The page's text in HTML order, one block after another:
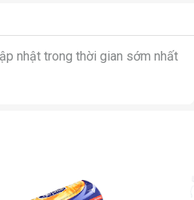
nhật trong thời gian sớm nhất